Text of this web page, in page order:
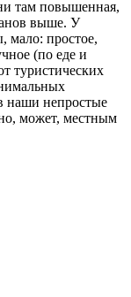
там повышенная,
выше. У
простое,
(по еде и
туристических
наши непростые
может, местным